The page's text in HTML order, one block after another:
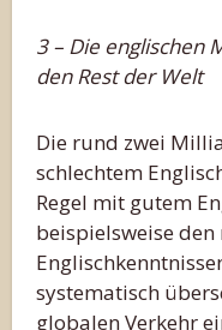
3 – Die englischen
den Rest der Welt
Die rund zwei
schlechtem
Regel mit gutem
beispielsweise
systematisch
globalen Verkehr